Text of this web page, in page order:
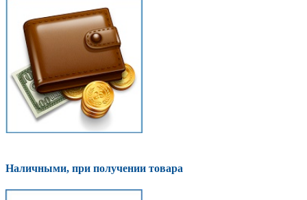
Наличными, при получении товара